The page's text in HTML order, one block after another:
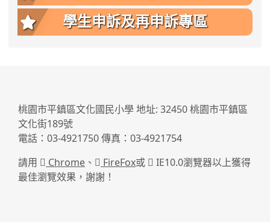
學生申訴及再申訴專區
桃園市平鎮區文化國民小學 地址: 32450 桃園市平鎮區
文化街189號
電話：03-4921750 傳真：03-4921754
請用
Chrome 、 FireFox或
IE10.0瀏覽器以上獲得
最佳瀏覽效果，謝謝！